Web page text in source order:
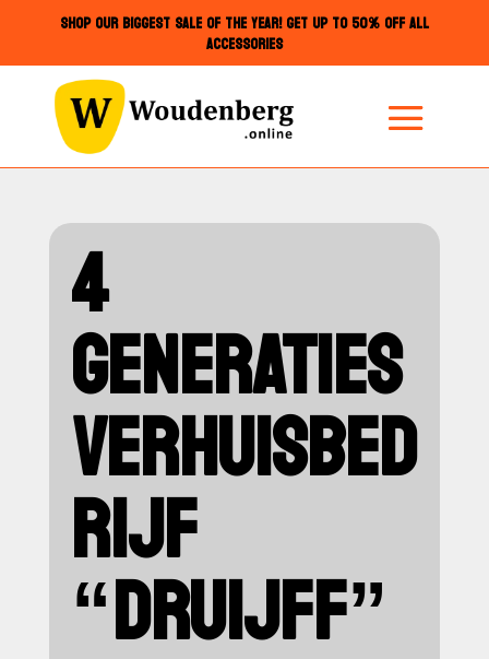
SHOP OUR BIGGEST SALE OF THE YEAR! GET UP TO 50% OFF ALL
ACCESSORIES
4
GENERATIES
VERHUISBED
RIJF
“DRUIJFF”